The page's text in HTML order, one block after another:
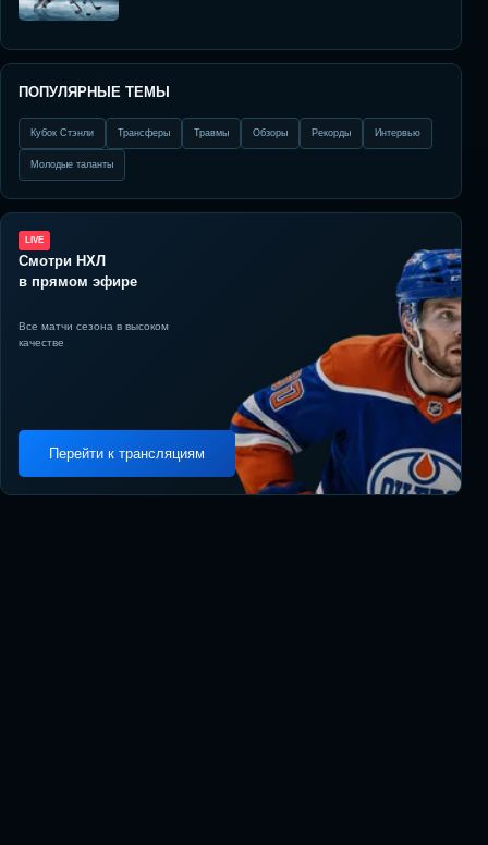
ПОПУЛЯРНЫЕ ТЕМЫ
Кубок Стэнли Трансферы Травмы Обзоры Рекорды Интервью
Молодые таланты
LIVE
Смотри НХЛ
в прямом эфире
Все матчи сезона в высоком
качестве
Перейти к трансляциям